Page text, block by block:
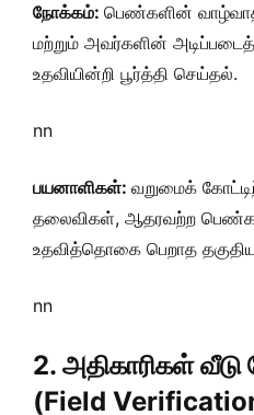
நோக்கம்: பெண்களின்
மற்றும் அவர்களின்
உதவியின்றி பூர்த்தி செய்தல்.
nn
பயனாளிகள்: வறுமைக்
தலைவிகள், ஆதரவற்ற
உதவித்தொகை பெறாத
nn
2. அதிகாரிகள் வீடு
(Field